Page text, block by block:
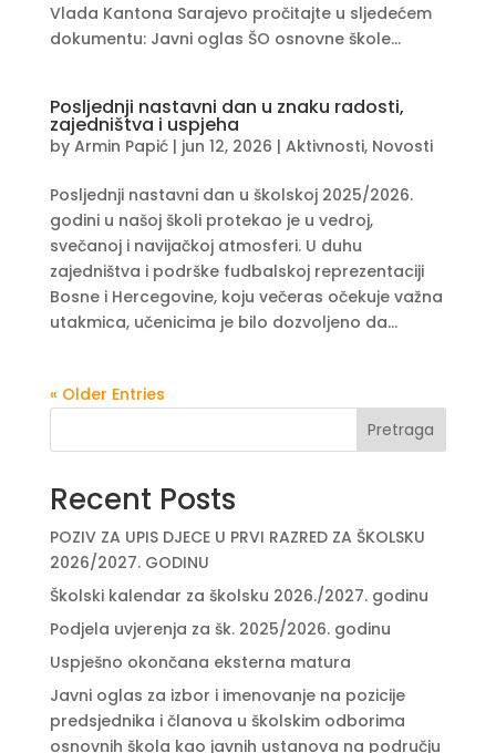
Vlada Kantona Sarajevo pročitajte u sljedećem
dokumentu: Javni oglas ŠO osnovne škole...
Posljednji nastavni dan u znaku radosti,
zajedništva i uspjeha
by Armin Papić| jun 12, 2026 | Aktivnosti, Novosti
Posljednji nastavni dan u školskoj 2025/2026.
godini u našoj školi protekao je u vedroj,
svečanoj i navijačkoj atmosferi. U duhu
zajedništva i podrške fudbalskoj reprezentaciji
Bosne i Hercegovine, koju večeras očekuje važna
utakmica, učenicima je bilo dozvoljeno da...
« Older Entries
Pretraga
Recent Posts
POZIV ZA UPIS DJECE U PRVI RAZRED ZA ŠKOLSKU
2026/2027. GODINU
Školski kalendar za školsku 2026./2027. godinu
Podjela uvjerenja za šk. 2025/2026. godinu
Uspješno okončana eksterna matura
Javni oglas za izbor i imenovanje na pozicije
predsjednika i članova u školskim odborima
osnovnih škola kao javnih ustanova na području